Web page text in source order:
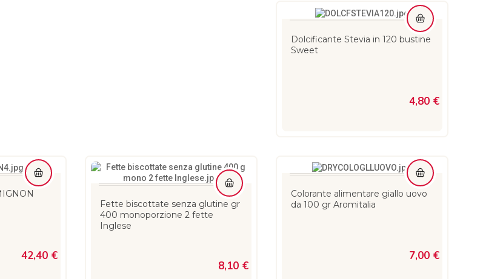
Dolcificante Stevia in 120 bustine
Sweet
4,80 €
42,40 €
Fette biscottate senza glutine gr
400 monoporzione 2 fette
Inglese
8,10 €
Colorante alimentare giallo uovo
da 100 gr Aromitalia
7,00 €